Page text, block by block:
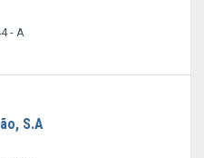
- A
S.A